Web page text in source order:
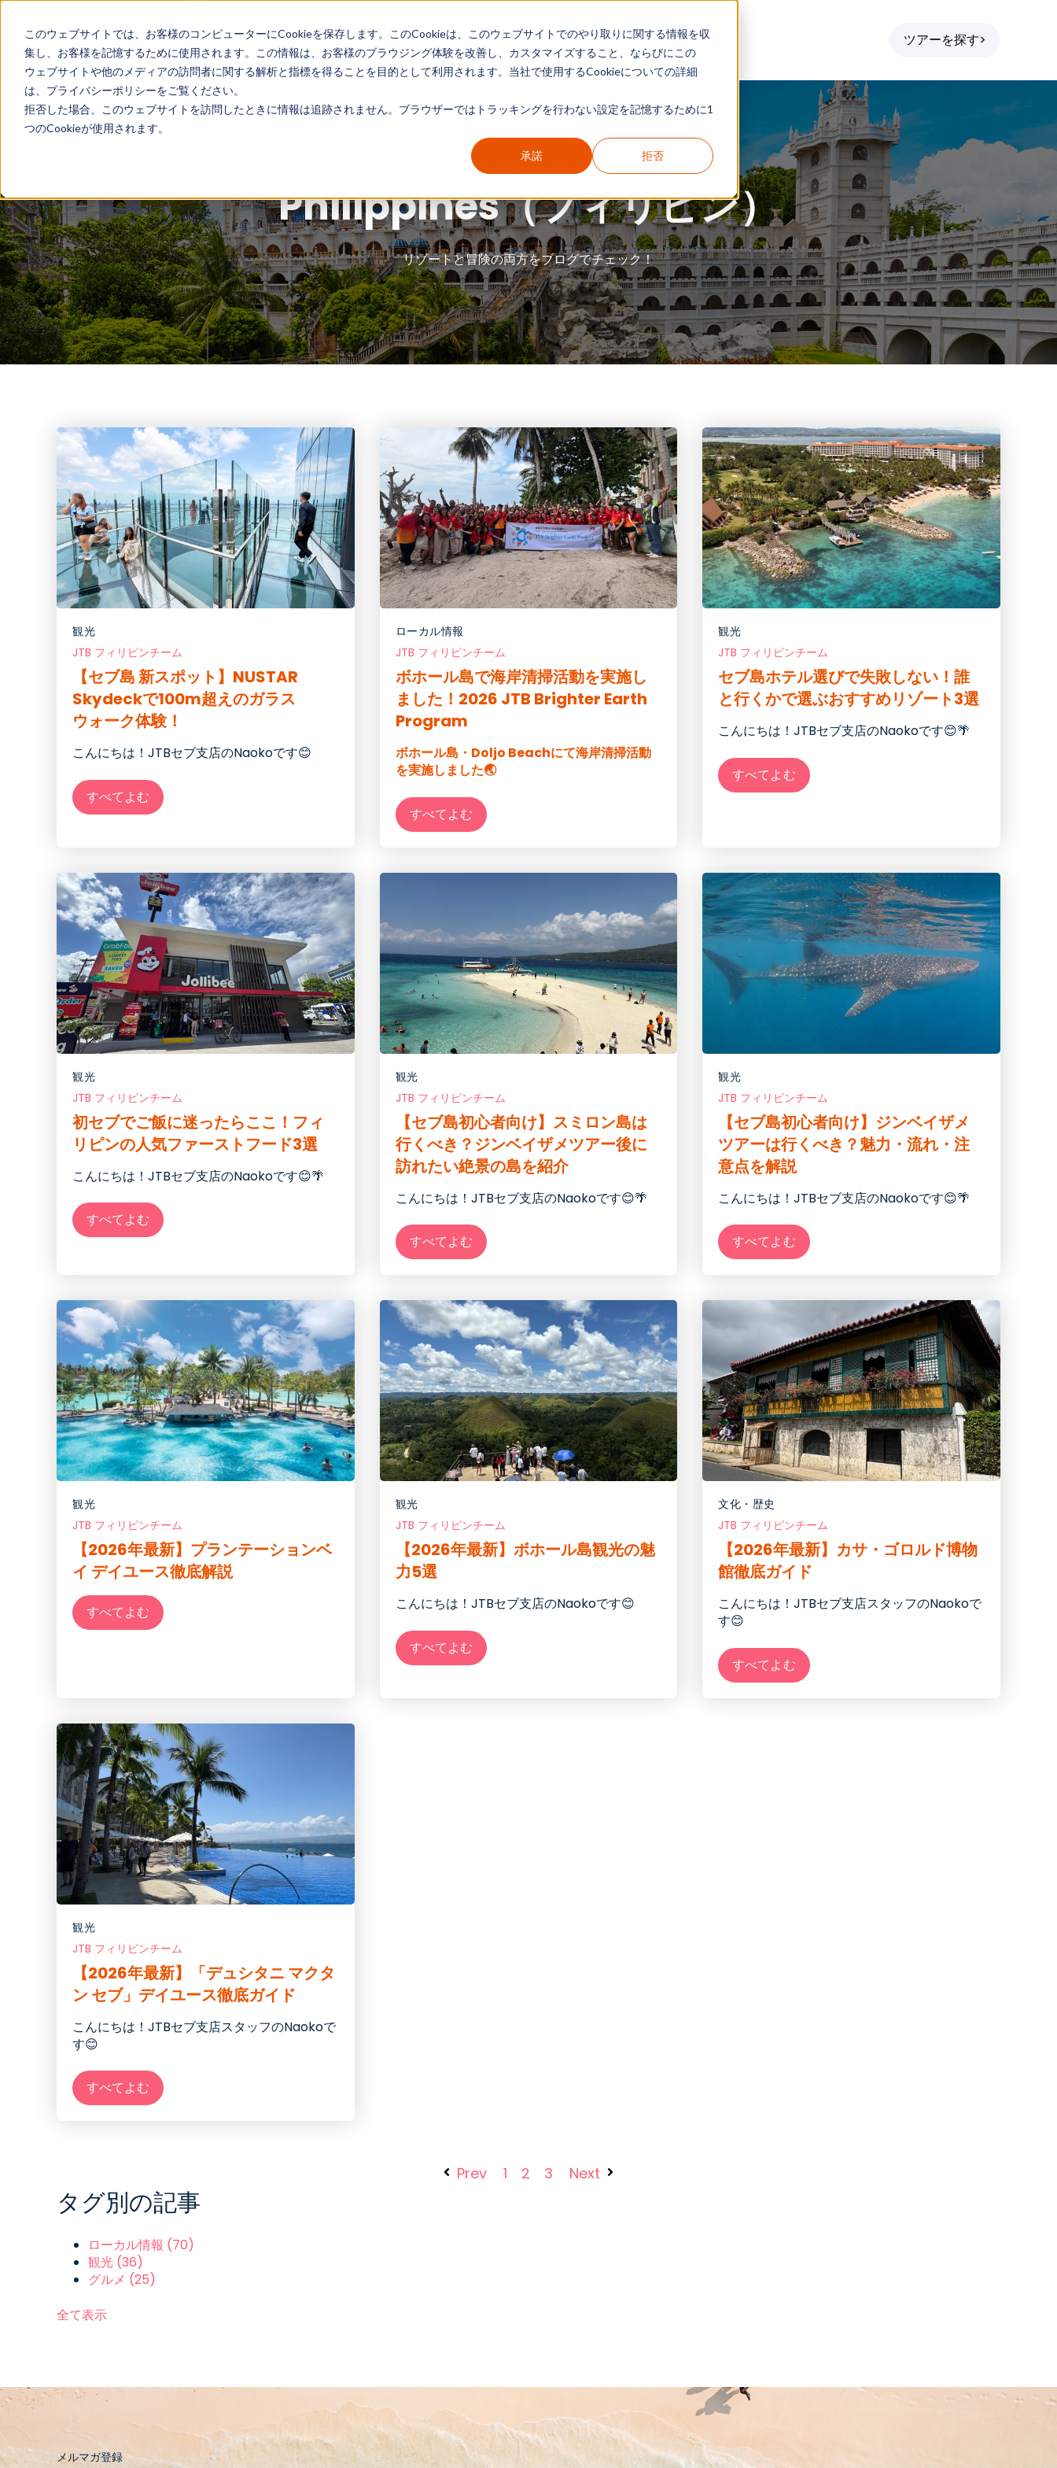
このウェブサイトでは、お客様のコンピューターにCookieを保存します。このCookieは、このウェブサイトでのやり取りに関する情報を収
集し、お客様を記憶するために使用されます。この情報は、お客様のブラウジング体験を改善し、カスタマイズすること、ならびにこの
ウェブサイトや他のメディアの訪問者に関する解析と指標を得ることを目的として利用されます。当社で使用するCookieについての詳細
は、プライバシーポリシーをご覧ください。
拒否した場合、このウェブサイトを訪問したときに情報は追跡されません。ブラウザーではトラッキングを行わない設定を記憶するために1
つのCookieが使用されます。
承諾 拒否
ホーム 国別ガイド 現地リポート カテゴリー別ガイド 情報一覧 ツアーを探す>
「エメラルドグリーンの海へ！フィリピンの楽しみ方」
Philippines（フィリピン）
リゾートと冒険の両方をブログでチェック！
観光
JTB フィリピンチーム
【セブ島 新スポット】NUSTAR
Skydeckで100m超えのガラス
ウォーク体験！
こんにちは！JTBセブ支店のNaokoです😊
すべてよむ
ローカル情報
JTB フィリピンチーム
ボホール島で海岸清掃活動を実施し
ました！2026 JTB Brighter Earth
Program
ボホール島・Doljo Beachにて海岸清掃活動
を実施しました🌏
すべてよむ
観光
JTB フィリピンチーム
セブ島ホテル選びで失敗しない！誰
と行くかで選ぶおすすめリゾート3選
こんにちは！JTBセブ支店のNaokoです😊🌴
すべてよむ
観光
JTB フィリピンチーム
初セブでご飯に迷ったらここ！フィ
リピンの人気ファーストフード3選
こんにちは！JTBセブ支店のNaokoです😊🌴
すべてよむ
観光
JTB フィリピンチーム
【セブ島初心者向け】スミロン島は
行くべき？ジンベイザメツアー後に
訪れたい絶景の島を紹介
こんにちは！JTBセブ支店のNaokoです😊🌴
すべてよむ
観光
JTB フィリピンチーム
【セブ島初心者向け】ジンベイザメ
ツアーは行くべき？魅力・流れ・注
意点を解説
こんにちは！JTBセブ支店のNaokoです😊🌴
すべてよむ
観光
JTB フィリピンチーム
【2026年最新】プランテーションベ
イ デイユース徹底解説
すべてよむ
観光
JTB フィリピンチーム
【2026年最新】ボホール島観光の魅
力5選
こんにちは！JTBセブ支店のNaokoです😊
すべてよむ
文化・歴史
JTB フィリピンチーム
【2026年最新】カサ・ゴロルド博物
館徹底ガイド
こんにちは！JTBセブ支店スタッフのNaokoで
す😊
すべてよむ
観光
JTB フィリピンチーム
【2026年最新】「デュシタニ マクタ
ン セブ」デイユース徹底ガイド
こんにちは！ JTBセブ支店スタッフのNaokoで
す😊
すべてよむ
Prev 1 2 3 Next
タグ別の記事
ローカル情報 (70)
観光 (36)
グルメ (25)
全て表示
メルマガ登録